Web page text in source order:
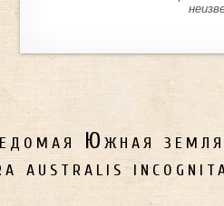
Южная
australis